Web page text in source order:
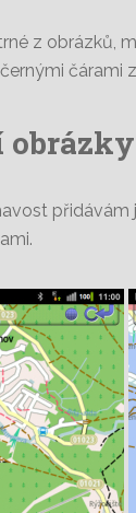
z obrázků,
čárami
obrázky
přidávám